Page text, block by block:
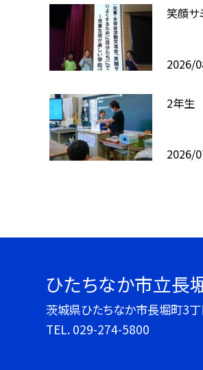
笑顔サ
2026/
2年生
2026/
ひたちなか市立長
茨城県ひたちなか市長堀町3
TEL. 029-274-5800